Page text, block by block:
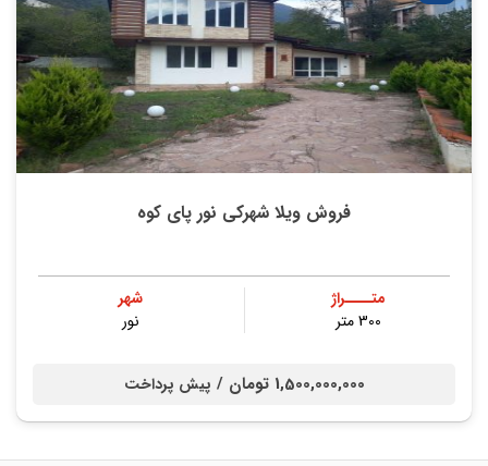
فروش ویلا شهرکی نور پای کوه
متــــراژ
300 متر
شهر
نور
1,500,000,000 تومان / پیش پرداخت